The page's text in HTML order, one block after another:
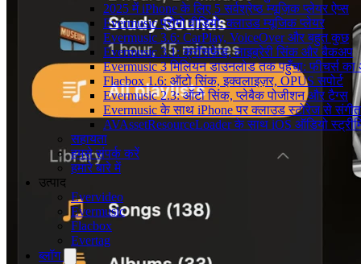
2025 में iPhone के लिए 5 सर्वश्रेष्ठ म्यूज़िक प्लेयर ऐप्स
Evermusic प्रोमो वीडियो: क्लाउड म्यूजिक प्लेयर
Evermusic 3.6: CarPlay, VoiceOver और बहुत कुछ
Evermusic 3.1: क्रॉसफ़ेड, लाइब्रेरी सिंक और बैकअप
Evermusic 3 मिलियन डाउनलोड तक पहुँचा: फीचर्स
Flacbox 1.6: ऑटो सिंक, इक्वलाइज़र, OPUS सपोर्ट
Evermusic 2.3: ऑटो सिंक, प्लेबैक पोजीशन और टैग्स
Evermusic के साथ iPhone पर क्लाउड स्टोरेज से
AVAssetResourceLoader के साथ iOS ऑडियो
सहायता
हमसे संपर्क करें
हमारे बारे में
उत्पाद
Evervideo
Evermusic
Flacbox
Evertag
ब्लॉग